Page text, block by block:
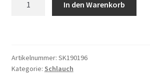
Intra
K-
In den Warenkorb
Artikelnummer: SK190196
Kategorie: Schlauch